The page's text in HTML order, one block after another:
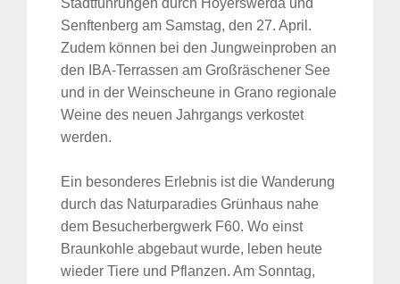
Stadtführungen durch Hoyerswerda und
Senftenberg am Samstag, den 27. April.
Zudem können bei den Jungweinproben an
den IBA-Terrassen am Großräschener See
und in der Weinscheune in Grano regionale
Weine des neuen Jahrgangs verkostet
werden.
Ein besonderes Erlebnis ist die Wanderung
durch das Naturparadies Grünhaus nahe
dem Besucherbergwerk F60. Wo einst
Braunkohle abgebaut wurde, leben heute
wieder Tiere und Pflanzen. Am Sonntag,